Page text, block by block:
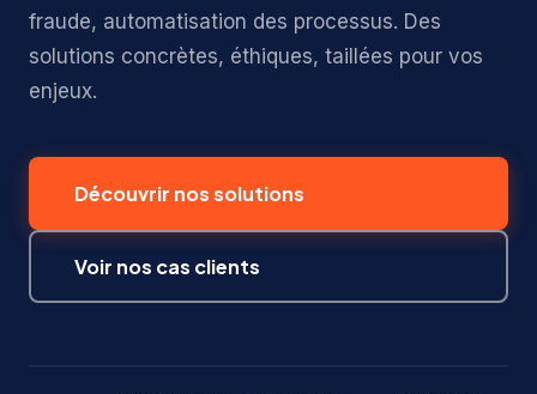
fraude, automatisation des processus. Des
solutions concrètes, éthiques, taillées pour vos
enjeux.
Découvrir nos solutions
Voir nos cas clients